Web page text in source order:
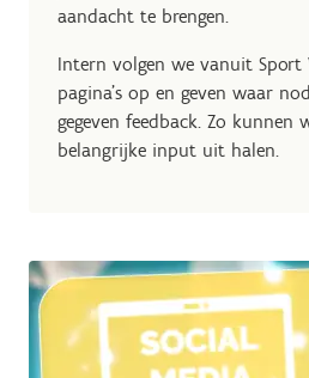
aandacht te brengen.
Intern volgen we vanuit Sport
pagina's op en geven waar
gegeven feedback. Zo kunnen
belangrijke input uit halen.